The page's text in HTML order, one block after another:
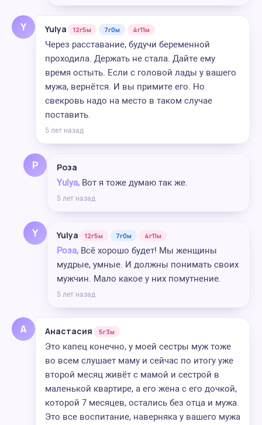
Y Yulya 12г5м 7г0м 4г11м
Через расставание, будучи беременной
проходила. Держать не стала. Дайте ему
время остыть. Если с головой лады у вашего
мужа, вернётся. И вы примите его. Но
свекровь надо на место в таком случае
поставить.
5 лет назад
Р Роза
Yulya, Вот я тоже думаю так же.
5 лет назад
Y Yulya 12г5м 7г0м 4г11м
Роза, Всё хорошо будет! Мы женщины
мудрые, умные. И должны понимать своих
мужчин. Мало какое у них помутнение.
5 лет назад
А Анастасия 5г3м
Это капец конечно, у моей сестры муж тоже
во всем слушает маму и сейчас по итогу уже
второй месяц живёт с мамой и сестрой в
маленькой квартире, а его жена с его дочкой,
которой 7 месяцев, остались без отца и мужа.
Это все воспитание, наверняка у вашего мужа